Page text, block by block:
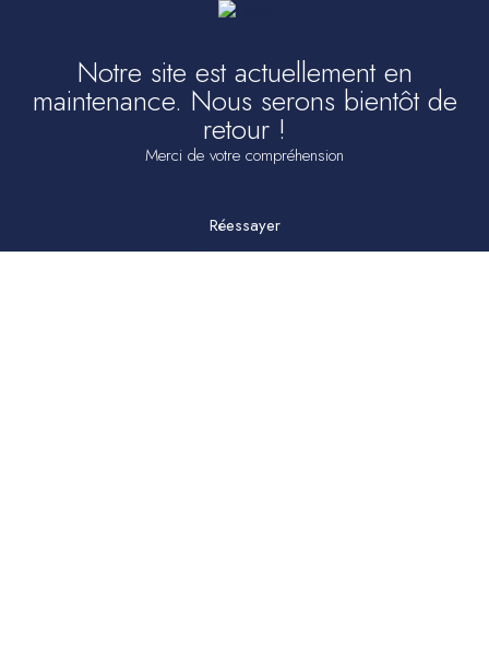
Notre site est actuellement en
maintenance. Nous serons bientôt de
retour !
Merci de votre compréhension
Réessayer